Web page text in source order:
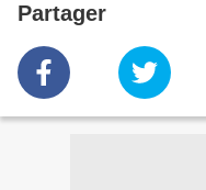
Partager